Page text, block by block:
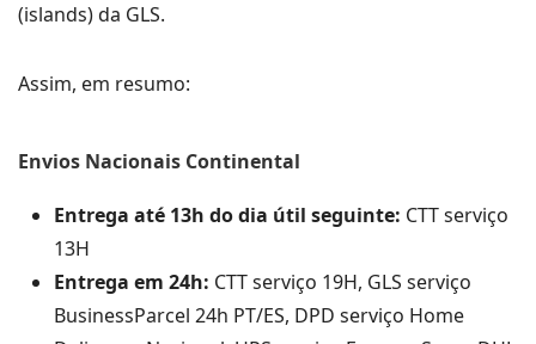
(islands) da GLS.
Assim, em resumo:
Envios Nacionais Continental
Entrega até 13h do dia útil seguinte: CTT serviço
13H
Entrega em 24h: CTT serviço 19H, GLS serviço
BusinessParcel 24h PT/ES, DPD serviço Home